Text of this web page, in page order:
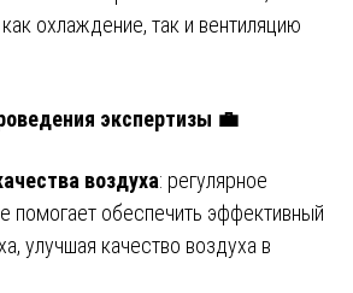
охлаждение, так и вентиляцию
экспертизы 💼
воздуха: регулярное
помогает обеспечить эффективный
улучшая качество воздуха в